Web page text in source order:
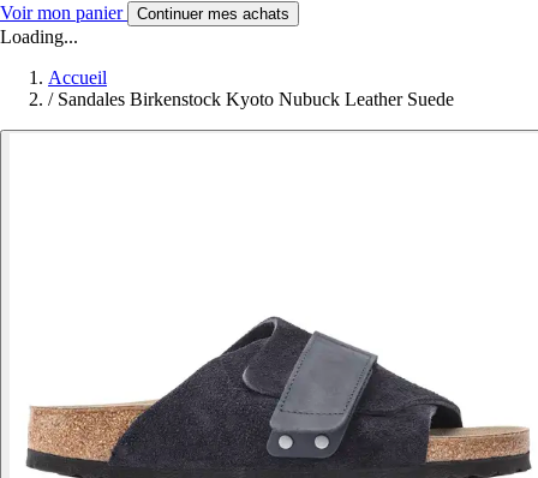
Voir mon panier Continuer mes achats
Loading...
Accueil
/ Sandales Birkenstock Kyoto Nubuck Leather Suede